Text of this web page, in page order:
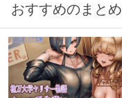
おすすめのまとめ